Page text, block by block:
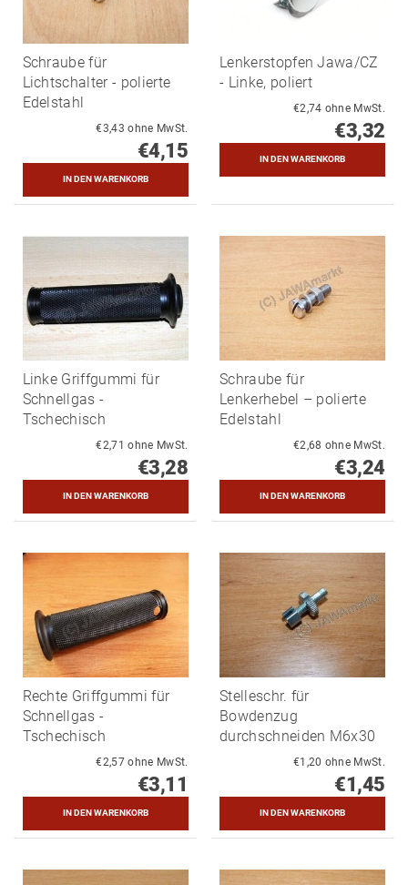
Schraube für
Lichtschalter - polierte
Edelstahl
€3,43 ohne MwSt.
€4,15
Lenkerstopfen Jawa/CZ
- Linke, poliert
€2,74 ohne MwSt.
€3,32
Linke Griffgummi für
Schnellgas -
Tschechisch
€2,71 ohne MwSt.
€3,28
Schraube für
Lenkerhebel – polierte
Edelstahl
€2,68 ohne MwSt.
€3,24
Rechte Griffgummi für
Schnellgas -
Tschechisch
€2,57 ohne MwSt.
€3,11
Stelleschr. für
Bowdenzug
durchschneiden M6x30
€1,20 ohne MwSt.
€1,45